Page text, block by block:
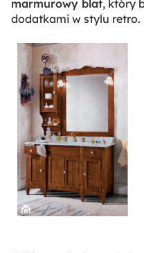
marmurowy blat, który
dodatkami w stylu retro.